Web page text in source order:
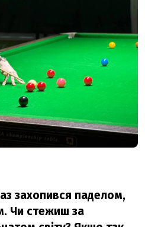
захопився паделом,
Чи стежиш за